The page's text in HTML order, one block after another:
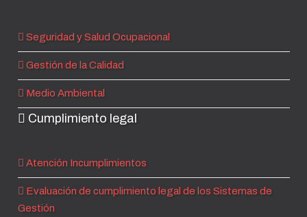
Seguridad y Salud Ocupacional
Gestión de la Calidad
Medio Ambiental
Cumplimiento legal
Atención Incumplimientos
Evaluación de cumplimiento legal de los Sistemas de
Gestión